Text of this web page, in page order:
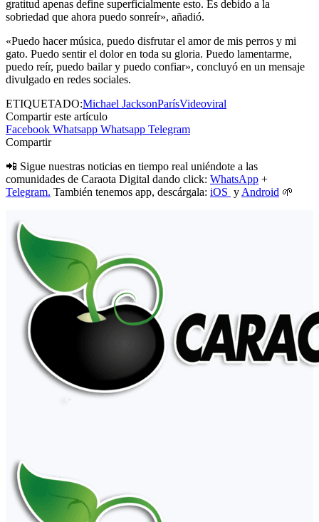
gratitud apenas define superficialmente esto. Es debido a la
sobriedad que ahora puedo sonreír», añadió.
«Puedo hacer música, puedo disfrutar el amor de mis perros y mi
gato. Puedo sentir el dolor en toda su gloria. Puedo lamentarme,
puedo reír, puedo bailar y puedo confiar», concluyó en un mensaje
divulgado en redes sociales.
ETIQUETADO:Michael JacksonParísVideoviral
Compartir este artículo
Facebook Whatsapp Whatsapp Telegram
Compartir
📲 Sigue nuestras noticias en tiempo real uniéndote a las
comunidades de Caraota Digital dando click: WhatsApp +
Telegram. También tenemos app, descárgala: iOS y Android 🌱